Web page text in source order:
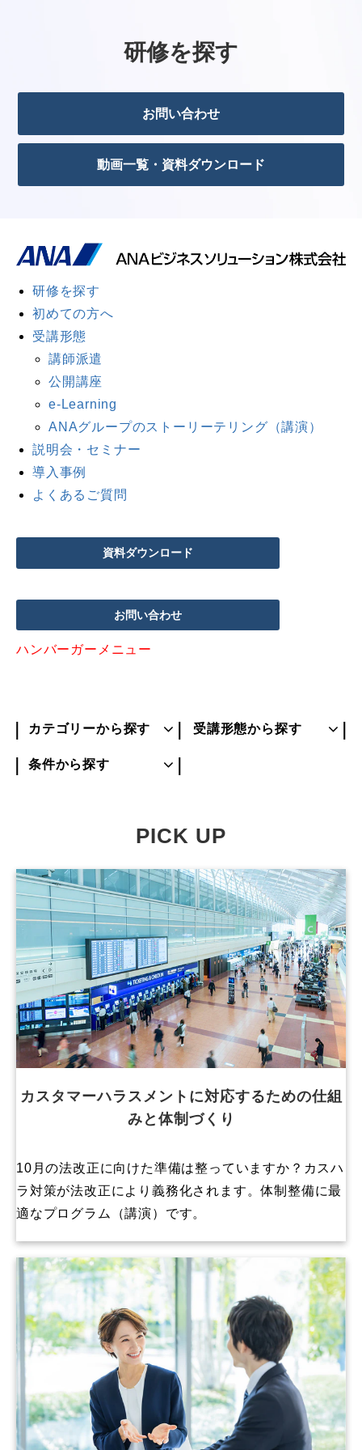
研修を探す
お問い合わせ
動画一覧・資料ダウンロード
研修を探す
初めての方へ
受講形態
講師派遣
公開講座
e-Learning
ANAグループのストーリーテリング（講演）
説明会・セミナー
導入事例
よくあるご質問
資料ダウンロード
お問い合わせ
ハンバーガーメニュー
カテゴリーから探す 受講形態から探す
条件から探す
PICK UP
カスタマーハラスメントに対応するための仕組
みと体制づくり
10月の法改正に向けた準備は整っていますか？カスハ
ラ対策が法改正により義務化されます。体制整備に最
適なプログラム（講演）です。